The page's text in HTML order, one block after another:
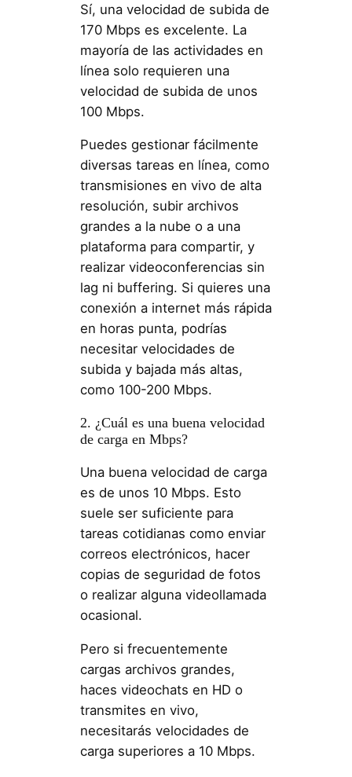
Sí, una velocidad de subida de
170 Mbps es excelente. La
mayoría de las actividades en
línea solo requieren una
velocidad de subida de unos
100 Mbps.
Puedes gestionar fácilmente
diversas tareas en línea, como
transmisiones en vivo de alta
resolución, subir archivos
grandes a la nube o a una
plataforma para compartir, y
realizar videoconferencias sin
lag ni buffering. Si quieres una
conexión a internet más rápida
en horas punta, podrías
necesitar velocidades de
subida y bajada más altas,
como 100-200 Mbps.
2. ¿Cuál es una buena velocidad
de carga en Mbps?
Una buena velocidad de carga
es de unos 10 Mbps. Esto
suele ser suficiente para
tareas cotidianas como enviar
correos electrónicos, hacer
copias de seguridad de fotos
o realizar alguna videollamada
ocasional.
Pero si frecuentemente
cargas archivos grandes,
haces videochats en HD o
transmites en vivo,
necesitarás velocidades de
carga superiores a 10 Mbps.